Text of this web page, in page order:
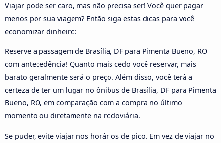
Viajar pode ser caro, mas não precisa ser! Você quer pagar
menos por sua viagem? Então siga estas dicas para você
economizar dinheiro:
Reserve a passagem de Brasília, DF para Pimenta Bueno, RO
com antecedência! Quanto mais cedo você reservar, mais
barato geralmente será o preço. Além disso, você terá a
certeza de ter um lugar no ônibus de Brasília, DF para Pimenta
Bueno, RO, em comparação com a compra no último
momento ou diretamente na rodoviária.
Se puder, evite viajar nos horários de pico. Em vez de viajar no